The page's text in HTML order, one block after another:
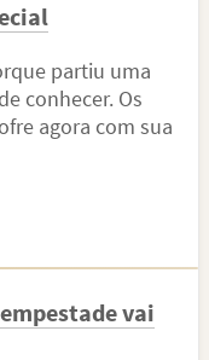
partiu uma
conhecer. Os
agora com sua
vai